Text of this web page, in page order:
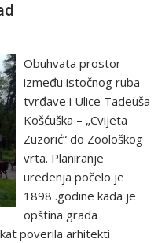
Obuhvata prostor
između istočnog ruba
tvrđave i Ulice Tadeuša
Košćuška – „Cvijeta
Zuzorić“ do Zoološkog
vrta. Planiranje
uređenja počelo je
1898 .godine kada je
opština grada
poverila arhitekti